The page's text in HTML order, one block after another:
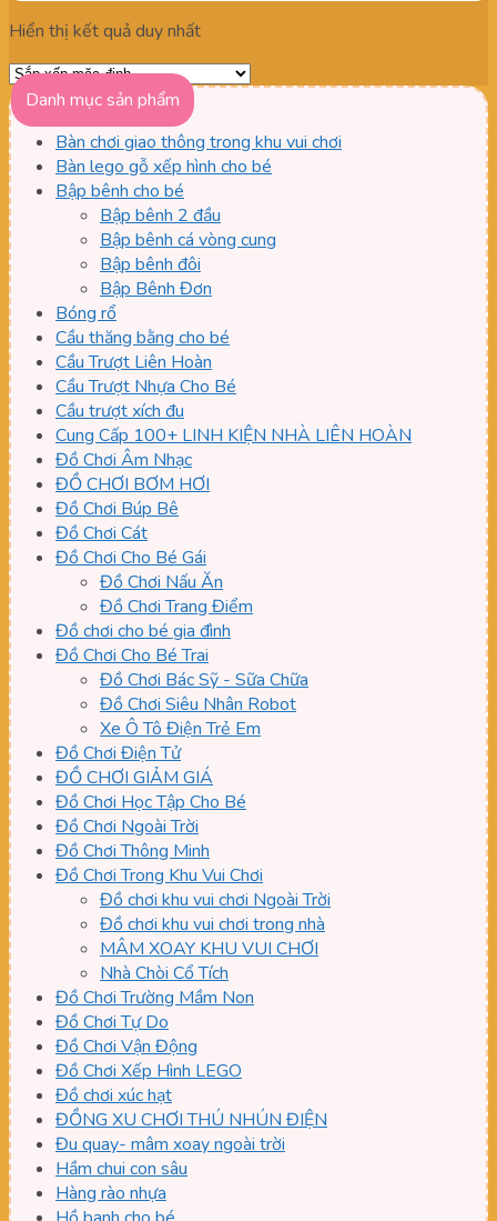
Hiển thị kết quả duy nhất
Danh mục sản phẩm
Bàn chơi giao thông trong khu vui chơi
Bàn lego gỗ xếp hình cho bé
Bập bênh cho bé
Bập bênh 2 đầu
Bập bênh cá vòng cung
Bập bênh đôi
Bập Bênh Đơn
Bóng rổ
Cầu thăng bằng cho bé
Cầu Trượt Liên Hoàn
Cầu Trượt Nhựa Cho Bé
Cầu trượt xích đu
Cung Cấp 100+ LINH KIỆN NHÀ LIÊN HOÀN
Đồ Chơi Âm Nhạc
ĐỒ CHƠI BƠM HƠI
Đồ Chơi Búp Bê
Đồ Chơi Cát
Đồ Chơi Cho Bé Gái
Đồ Chơi Nấu Ăn
Đồ Chơi Trang Điểm
Đồ chơi cho bé gia đình
Đồ Chơi Cho Bé Trai
Đồ Chơi Bác Sỹ - Sữa Chữa
Đồ Chơi Siêu Nhân Robot
Xe Ô Tô Điện Trẻ Em
Đồ Chơi Điện Tử
ĐỒ CHƠI GIẢM GIÁ
Đồ Chơi Học Tập Cho Bé
Đồ Chơi Ngoài Trời
Đồ Chơi Thông Minh
Đồ Chơi Trong Khu Vui Chơi
Đồ chơi khu vui chơi Ngoài Trời
Đồ chơi khu vui chơi trong nhà
MÂM XOAY KHU VUI CHƠI
Nhà Chòi Cổ Tích
Đồ Chơi Trường Mầm Non
Đồ Chơi Tự Do
Đồ Chơi Vận Động
Đồ Chơi Xếp Hình LEGO
Đồ chơi xúc hạt
ĐỒNG XU CHƠI THÚ NHÚN ĐIỆN
Đu quay- mâm xoay ngoài trời
Hầm chui con sâu
Hàng rào nhựa